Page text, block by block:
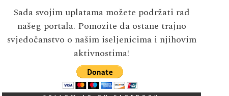
Sada svojim uplatama možete podržati rad
našeg portala. Pomozite da ostane trajno
svjedočanstvo o našim iseljenicima i njihovim
aktivnostima!